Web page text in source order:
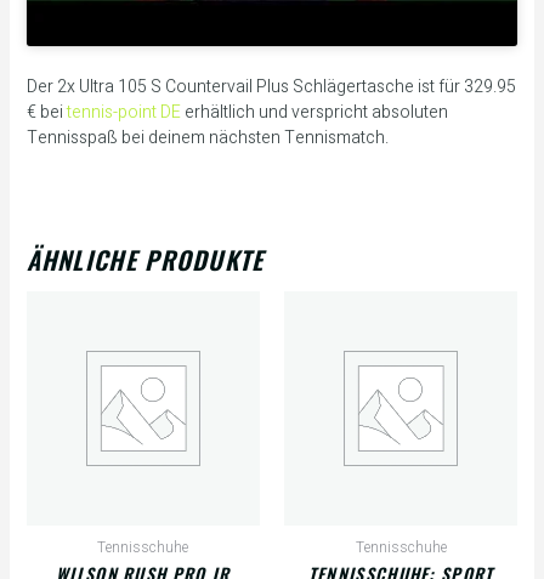
Der 2x Ultra 105 S Countervail Plus Schlägertasche ist für 329.95
€ beitennis-point DEerhältlich und verspricht absoluten
Tennisspaß bei deinem nächsten Tennismatch.
ÄHNLICHE PRODUKTE
Tennisschuhe
WILSON RUSH PRO JR
Tennisschuhe
TENNISSCHUHE: SPORT